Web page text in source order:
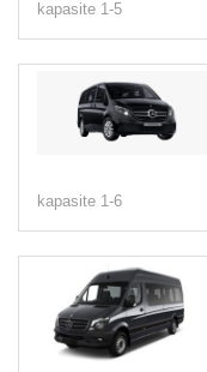
kapasite 1-5
kapasite 1-6